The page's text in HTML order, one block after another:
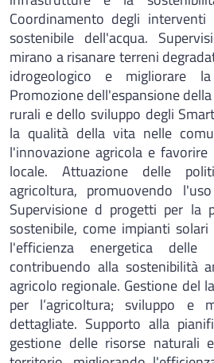
Coordinamento degli
sostenibile dell'acqua.
mirano a risanare terreni
idrogeologico e migliorare
Promozione dell'espansione
rurali e dello sviluppo degli
la qualità della vita nelle
l'innovazione agricola e
locale. Attuazione delle
agricoltura, promuovendo
Supervisione d progetti per la
sostenibile, come impianti
l'efficienza energetica
contribuendo alla sostenibilità
agricolo regionale. Gestione del
per l’agricoltura; sviluppo e
dettagliate. Supporto alla
gestione delle risorse naturali